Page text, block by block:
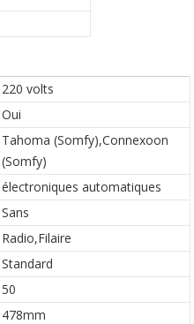
220 volts
Oui
Tahoma (Somfy),Connexoon
(Somfy)
électroniques automatiques
Sans
Radio,Filaire
Standard
50
478mm